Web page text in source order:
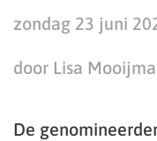
zondag 23 juni
door Lisa
De